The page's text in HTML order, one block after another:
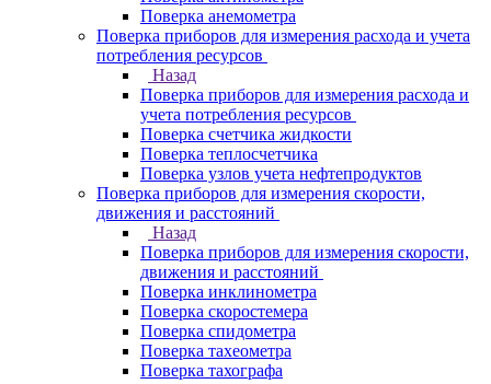
Поверка анемометра
Поверка приборов для измерения расхода и учета
потребления ресурсов
Назад
Поверка приборов для измерения расхода и
учета потребления ресурсов
Поверка счетчика жидкости
Поверка теплосчетчика
Поверка узлов учета нефтепродуктов
Поверка приборов для измерения скорости,
движения и расстояний
Назад
Поверка приборов для измерения скорости,
движения и расстояний
Поверка инклинометра
Поверка скоростемера
Поверка спидометра
Поверка тахеометра
Поверка тахографа